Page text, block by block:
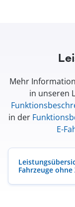
Mehr
in unseren
in der
E-
Fahrzeuge ohne
(öffnet in neuem